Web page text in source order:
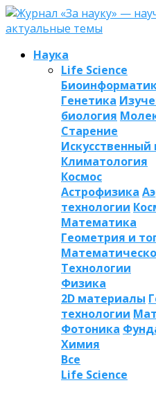
Наука
Life Science
Генетика
биология
Старение
Искусственный
Климатология
Космос
Астрофизика
технологии
Математика
Геометрия и
Технологии
Физика
2D материалы
технологии
Фотоника
Химия
Все
Life Science